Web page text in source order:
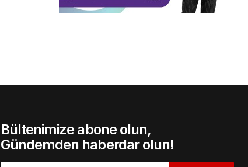
Bültenimize abone olun,
Gündemden haberdar olun!